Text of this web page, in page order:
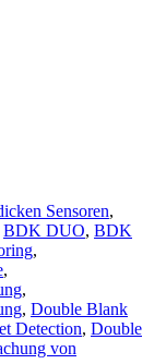
Sensoren,
BDK DUO, BDK
,
,
,
, Double Blank
Detection, Double
von